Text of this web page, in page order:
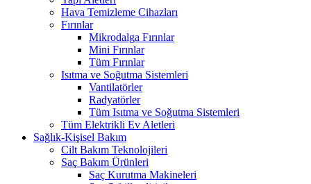
Hava Temizleme Cihazları
Fırınlar
Mikrodalga Fırınlar
Mini Fırınlar
Tüm Fırınlar
Isıtma ve Soğutma Sistemleri
Vantilatörler
Radyatörler
Tüm Isıtma ve Soğutma Sistemleri
Tüm Elektrikli Ev Aletleri
Sağlık-Kişisel Bakım
Cilt Bakım Teknolojileri
Saç Bakım Ürünleri
Saç Kurutma Makineleri